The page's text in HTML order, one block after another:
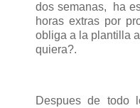
dos semanas, ha
horas extras por
obliga a la plantilla
quiera?.
Despues de todo